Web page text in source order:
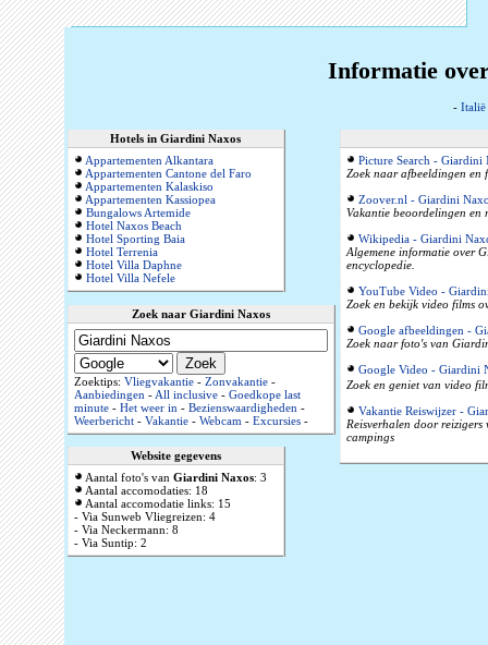
Informatie
- Italië
Hotels in Giardini Naxos
Appartementen Alkantara
Appartementen Cantone del Faro
Appartementen Kalaskiso
Appartementen Kassiopea
Bungalows Artemide
Hotel Naxos Beach
Hotel Sporting Baia
Hotel Terrenia
Hotel Villa Daphne
Hotel Villa Nefele
Zoek naar Giardini Naxos
Zoektips: Vliegvakantie- Zonvakantie-
Aanbiedingen-All inclusive- Goedkope last
minute- Het weer in- Bezienswaardigheden-
Weerbericht- Vakantie- Webcam- Excursies-
Website gegevens
Aantal foto's van Giardini Naxos: 3
Aantal accomodaties: 18
Aantal accomodatie links: 15
- Via Sunweb Vliegreizen: 4
- Via Neckermann: 8
- Via Suntip: 2
Picture Search - Giardini
Zoek naar afbeeldingen en
Zoover.nl - Giardini
Vakantie beoordelingen en
Wikipedia - Giardini
Algemene informatie over
encyclopedie.
YouTube Video -
Zoek en bekijk video films
Google afbeeldingen -
Zoek naar foto's van
Google Video - Giardini
Zoek en geniet van video
Vakantie Reiswijzer -
Reisverhalen door reizigers
campings